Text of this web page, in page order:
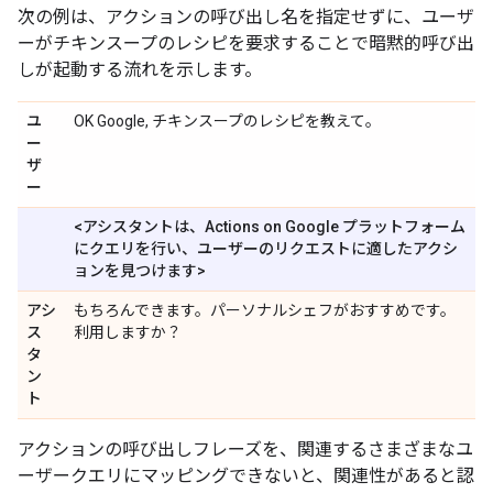
次の例は、アクションの呼び出し名を指定せずに、ユーザ
ーがチキンスープのレシピを要求することで暗黙的呼び出
しが起動する流れを示します。
ユ
ー
ザ
ー
OK Google, チキンスープのレシピを教えて。
<アシスタントは、Actions on Google プラットフォーム
にクエリを行い、ユーザーのリクエストに適したアクシ
ョンを見つけます>
アシ
ス
タ
ン
ト
もちろんできます。パーソナルシェフがおすすめです。
利用しますか？
アクションの呼び出しフレーズを、関連するさまざまなユ
ーザークエリにマッピングできないと、関連性があると認